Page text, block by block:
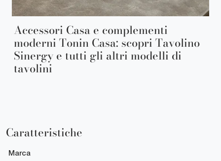
Accessori Casa e complementi
moderni Tonin Casa: scopri Tavolino
Sinergy e tutti gli altri modelli di
tavolini
Caratteristiche
Marca